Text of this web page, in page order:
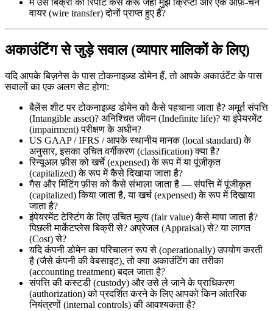
मैं उस बिक्री की रिपोर्ट कैसे करूँ जहाँ मुझे क्रिप्टो और एक ऑफ़-चेन
वायर (wire transfer) दोनों प्राप्त हुए हैं?
अकाउंटिंग से जुड़े सवाल (व्यापार मालिकों के लिए)
यदि आपके बिज़नेस के पास टोकनाइज़्ड डोमेन हैं, तो आपके अकाउंटेंट के पास
सवालों का एक अलग सेट होगा:
बैलेंस शीट पर टोकनाइज़्ड डोमेन को कैसे पहचाना जाता है? अमूर्त संपत्ति
(Intangible asset)? अनिश्चित जीवन (Indefinite life)? या इंपेयरमेंट
(impairment) परीक्षण के अधीन?
US GAAP / IFRS / आपके स्थानीय मानक (local standard) के
अनुसार, इसका उचित वर्गीकरण (classification) क्या है?
रिन्यूअल फ़ीस को खर्चे (expensed) के रूप में या पूंजीकृत
(capitalized) के रूप में कैसे दिखाया जाता है?
गैस और मिंटिंग फ़ीस को कैसे संभाला जाता है — संपत्ति में पूंजीकृत
(capitalized) किया जाता है, या खर्च (expensed) के रूप में दिखाया
जाता है?
इंपेयरमेंट टेस्टिंग के लिए उचित मूल्य (fair value) कैसे मापा जाता है?
पिछली मार्केटप्लेस बिक्री से? अप्रेजल (Appraisal) से? या लागत
(Cost) से?
यदि कंपनी डोमेन का परिचालन रूप से (operationally) उपयोग करती
है (जैसे कंपनी की वेबसाइट), तो क्या अकाउंटिंग का तरीका
(accounting treatment) बदल जाता है?
संपत्ति की कस्टडी (custody) और उसे ले जाने के प्राधिकरण
(authorization) को प्रदर्शित करने के लिए आपको किन आंतरिक
नियंत्रणों (internal controls) की आवश्यकता है?